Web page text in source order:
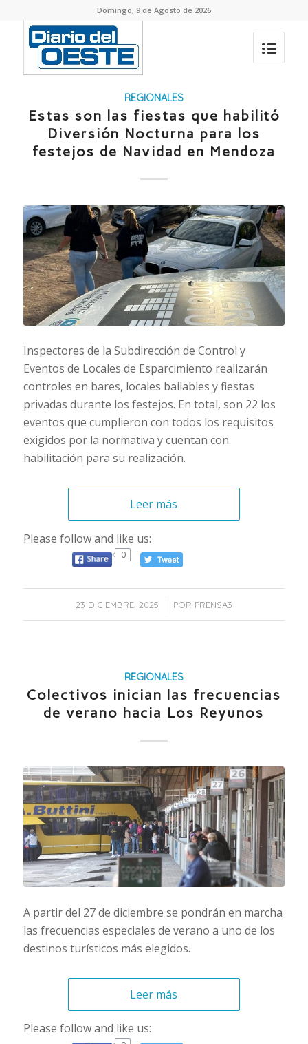
Domingo, 9 de Agosto de 2026
REGIONALES
Estas son las fiestas que habilitó
Diversión Nocturna para los
festejos de Navidad en Mendoza
Inspectores de la Subdirección de Control y
Eventos de Locales de Esparcimiento realizarán
controles en bares, locales bailables y fiestas
privadas durante los festejos. En total, son 22 los
eventos que cumplieron con todos los requisitos
exigidos por la normativa y cuentan con
habilitación para su realización.
Leer más
Please follow and like us:
0
23 DICIEMBRE, 2025
/ POR PRENSA3
REGIONALES
Colectivos inician las frecuencias
de verano hacia Los Reyunos
A partir del 27 de diciembre se pondrán en marcha
las frecuencias especiales de verano a uno de los
destinos turísticos más elegidos.
Leer más
Please follow and like us: